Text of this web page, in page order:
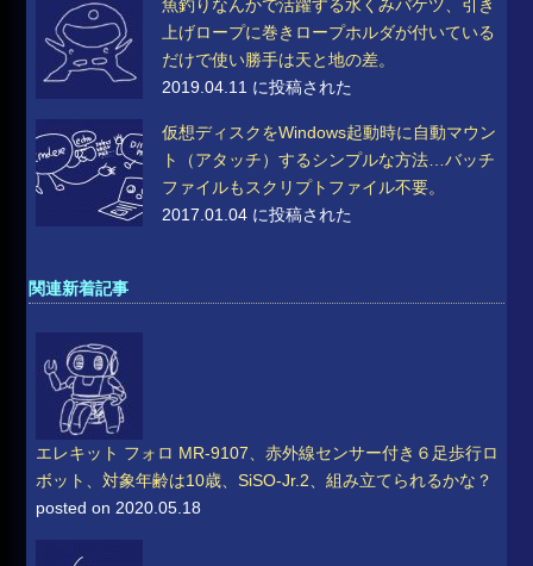
魚釣りなんかで活躍する水くみバケツ、引き
上げロープに巻きロープホルダが付いている
だけで使い勝手は天と地の差。
2019.04.11 に投稿された
仮想ディスクをWindows起動時に自動マウン
ト（アタッチ）するシンプルな方法…バッチ
ファイルもスクリプトファイル不要。
2017.01.04 に投稿された
関連新着記事
エレキット フォロ MR-9107、赤外線センサー付き６足歩行ロ
ボット、対象年齢は10歳、SiSO-Jr.2、組み立てられるかな？
posted on 2020.05.18